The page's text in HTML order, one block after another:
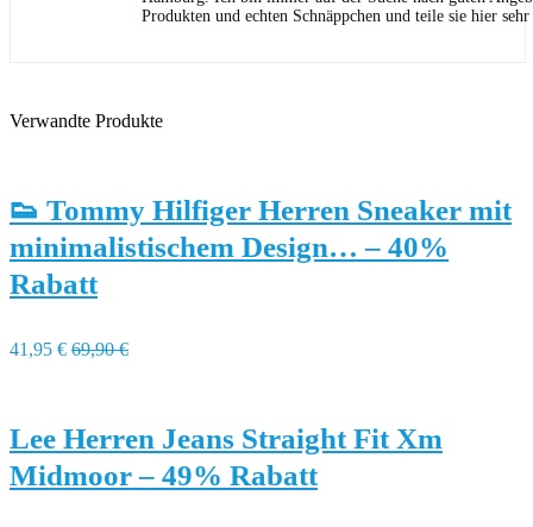
Produkten und echten Schnäppchen und teile sie hier
Verwandte Produkte
👟 Tommy Hilfiger Herren Sneaker mit
minimalistischem Design… – 40%
Rabatt
41,95 € 69,90 €
Lee Herren Jeans Straight Fit Xm
Midmoor – 49% Rabatt